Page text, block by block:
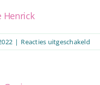
Henrick
| Reacties uitgeschakeldvoor
1e